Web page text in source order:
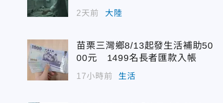
2天前 大陸
苗栗三灣鄉8/13起發生活補助50
00元 1499名長者匯款入帳
17小時前 生活